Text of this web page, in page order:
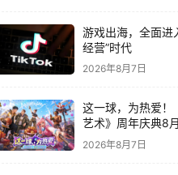
游戏出海，全面进
经营”时代
2026年8月7日
这一球，为热爱！
艺术》周年庆典8
式上线，多重福利
内容同步开启
2026年8月7日